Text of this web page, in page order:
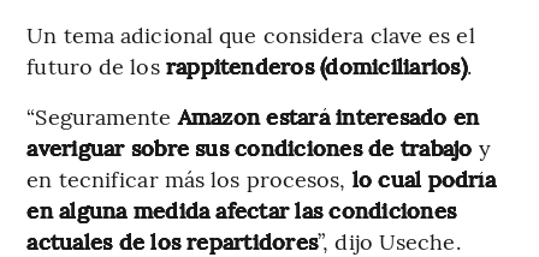
Un tema adicional que considera clave es el
futuro de los rappitenderos (domiciliarios).
“SeguramenteAmazon estará interesado en
averiguar sobre sus condiciones de trabajo y
en tecnificar más los procesos, lo cual podría
en alguna medida afectar las condiciones
actuales de los repartidores”, dijo Useche.